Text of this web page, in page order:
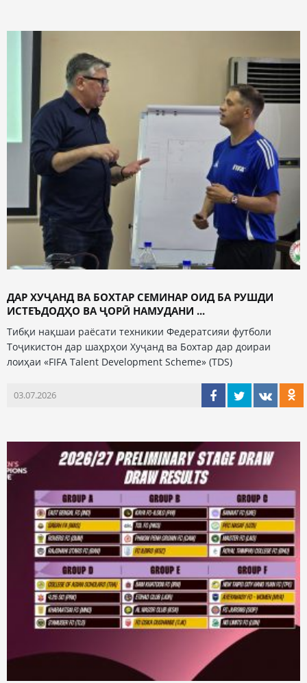
ДАР ХУҶАНД ВА БОХТАР СЕМИНАР ОИД БА РУШДИ
ИСТЕЪДОДҲО ВА ҶОРӢ НАМУДАНИ ...
Тибқи нақшаи раёсати техникии Федератсияи футболи
Тоҷикистон дар шаҳрҳои Хуҷанд ва Бохтар дар доираи
лоиҳаи «FIFA Talent Development Scheme» (TDS)
03.07.2026